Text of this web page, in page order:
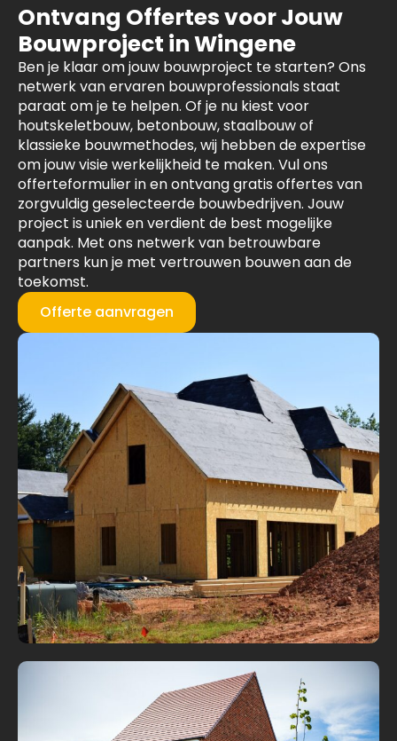
Ontvang Offertes voor Jouw
Bouwproject in Wingene
Ben je klaar om jouw bouwproject te starten? Ons
netwerk van ervaren bouwprofessionals staat
paraat om je te helpen. Of je nu kiest voor
houtskeletbouw, betonbouw, staalbouw of
klassieke bouwmethodes, wij hebben de expertise
om jouw visie werkelijkheid te maken. Vul ons
offerteformulier in en ontvang gratis offertes van
zorgvuldig geselecteerde bouwbedrijven. Jouw
project is uniek en verdient de best mogelijke
aanpak. Met ons netwerk van betrouwbare
partners kun je met vertrouwen bouwen aan de
toekomst.
Offerte aanvragen